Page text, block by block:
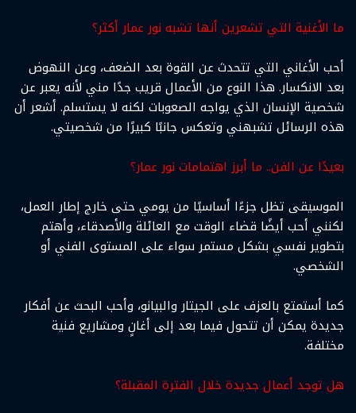
ما الأغنية التي تشعرين أنها تشبه نور عمار أكثر؟
أحب الأغاني التي تتحدث عن القوة بعد الضعف، وعن النهوض
بعد الانكسار. هذا النوع من الأعمال قريب جدًا مني لأنه يعبر عن
شخصية الإنسان الذي يواجه الصعوبات لكنه لا يستسلم. أشعر أن
هذه الرسائل تشبهني وتعكس جانبًا كبيرًا من شخصيتي.
بعيدًا عن الفن.. ما أبرز اهتمامات نور عمار؟
الموسيقى تظل جزءًا أساسيًا من يومي حتى خارج إطار العمل،
لكنني أحب أيضًا قضاء الوقت مع العائلة والأصدقاء، وأهتم
بتطوير نفسي بشكل مستمر سواء على المستوى الفني أو
الشخصي.
كما أستمتع بالعزف على الجيتار والبيانو، وأحب البحث عن أفكار
جديدة يمكن أن تتحول فيما بعد إلى أغانٍ ومشاريع فنية
مختلفة.
هل توجد أعمال جديدة خلال الفترة المقبلة؟